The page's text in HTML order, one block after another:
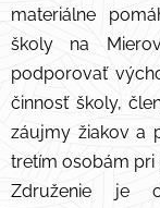
materiálne
školy na
podporovať
činnosť školy,
záujmy žiakov a
tretím osobám pri
Združenie je